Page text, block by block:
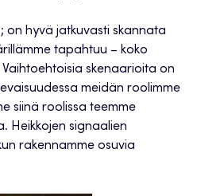
on hyvä jatkuvasti skannata
tapahtuu – koko
skenaarioita on
meidän roolimme
siinä roolissa teemme
Heikkojen signaalien
rakennamme osuvia